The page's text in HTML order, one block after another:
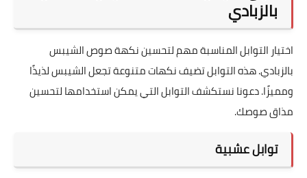
بالزبادي
اختيار التوابل المناسبة مهم لتحسين نكهة صوص الشيبس
بالزبادي. هذه التوابل تضيف نكهات متنوعة تجعل الشيبس لذيذًا
ومميزًا. دعونا نستكشف التوابل التي يمكن استخدامها لتحسين
مذاق صوصك.
توابل عشبية